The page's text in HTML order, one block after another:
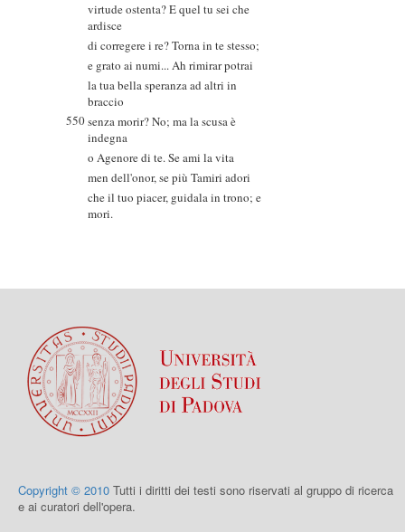
virtude ostenta? E quel tu sei che
ardisce
di corregere i re? Torna in te stesso;
e grato ai numi... Ah rimirar potrai
la tua bella speranza ad altri in
braccio
550senza morir? No; ma la scusa è
indegna
o Agenore di te. Se ami la vita
men dell'onor, se più Tamiri adori
che il tuo piacer, guidala in trono; e
mori.
Copyright © 2010 Tutti i diritti dei testi sono riservati al gruppo di ricerca
e ai curatori dell'opera.